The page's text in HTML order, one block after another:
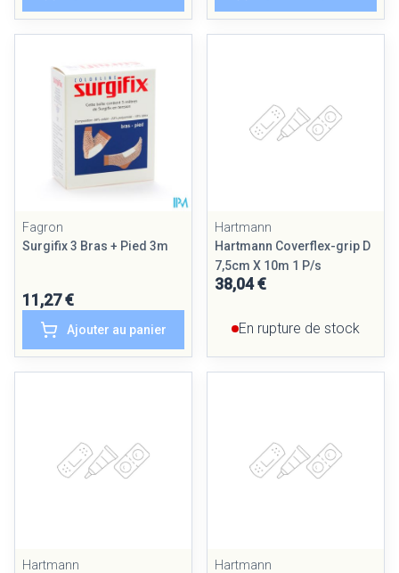
Fagron
Surgifix 3 Bras + Pied 3m
11,27 €
Ajouter au panier
Hartmann
Hartmann Coverflex-grip D
7,5cm X 10m 1 P/s
38,04 €
En rupture de stock
Hartmann
Hartmann